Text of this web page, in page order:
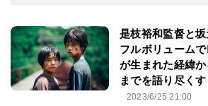
是枝裕和監督と
フルボリュームで
が生まれた経緯
までを語り尽くす
2023/6/25 21:00